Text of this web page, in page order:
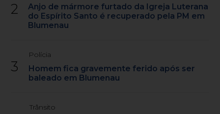
2
Anjo de mármore furtado da Igreja Luterana
do Espírito Santo é recuperado pela PM em
Blumenau
3
Polícia
Homem fica gravemente ferido após ser
baleado em Blumenau
Trânsito